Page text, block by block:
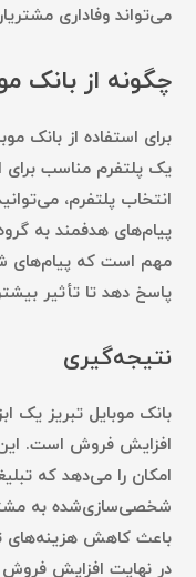
می‌تواند وفاداری
چگونه از بانک
برای استفاده از بانک
یک پلتفرم مناسب برای
انتخاب پلتفرم،
پیام‌های هدفمند به
مهم است که پیام‌های
پاسخ دهد تا تأثیر
نتیجه‌گیری
بانک موبایل تبریز یک
افزایش فروش است. این
امکان را می‌دهد که
شخصی‌سازی‌شده به
باعث کاهش هزینه‌های
در نهایت افزایش